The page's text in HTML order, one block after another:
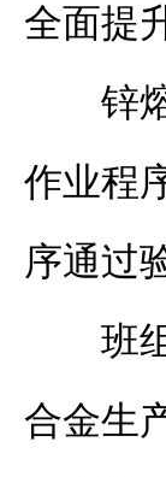
全面提
锌
作业程
序通过
班
合金生